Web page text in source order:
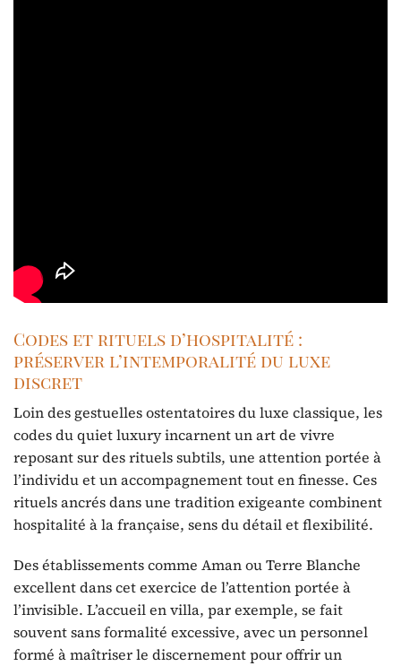
Codes et rituels d’hospitalité :
préserver l’intemporalité du luxe
discret
Loin des gestuelles ostentatoires du luxe classique, les
codes du quiet luxury incarnent un art de vivre
reposant sur des rituels subtils, une attention portée à
l’individu et un accompagnement tout en finesse. Ces
rituels ancrés dans une tradition exigeante combinent
hospitalité à la française, sens du détail et flexibilité.
Des établissements comme Aman ou Terre Blanche
excellent dans cet exercice de l’attention portée à
l’invisible. L’accueil en villa, par exemple, se fait
souvent sans formalité excessive, avec un personnel
formé à maîtriser le discernement pour offrir un